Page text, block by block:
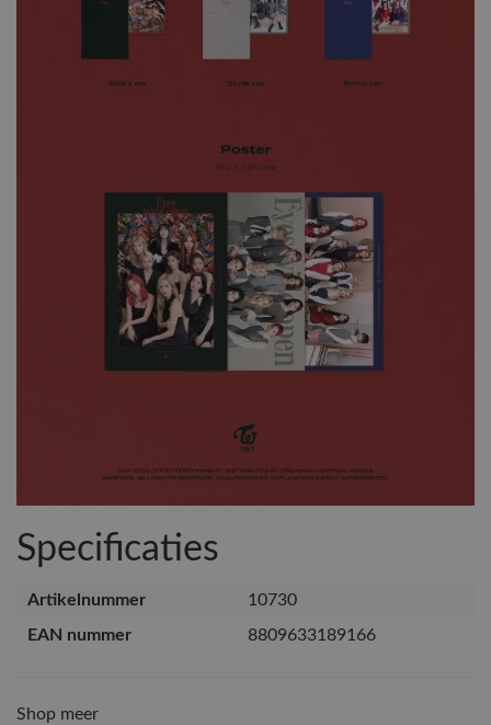
Specificaties
Artikelnummer
10730
EAN nummer
8809633189166
Shop meer